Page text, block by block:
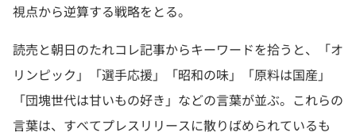
視点から逆算する戦略をとる。
読売と朝日のたれコレ記事からキーワードを拾うと、「オ
リンピック」「選手応援」「昭和の味」「原料は国産」
「団塊世代は甘いもの好き」などの言葉が並ぶ。これらの
言葉は、すべてプレスリリースに散りばめられているも